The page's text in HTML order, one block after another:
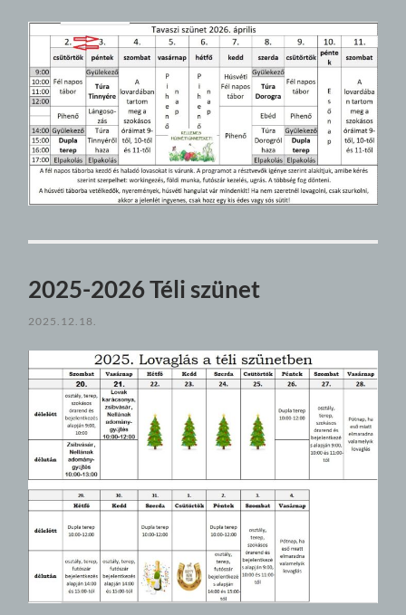
2025-2026 Téli szünet
2025.12.18.